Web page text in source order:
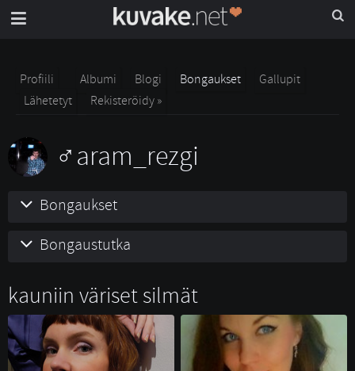
Profiili Albumi Blogi Bongaukset
Gallupit
Lähetetyt
Rekisteröidy »
aram_rezgi
Bongaukset
Bongaustutka
kauniin väriset silmät